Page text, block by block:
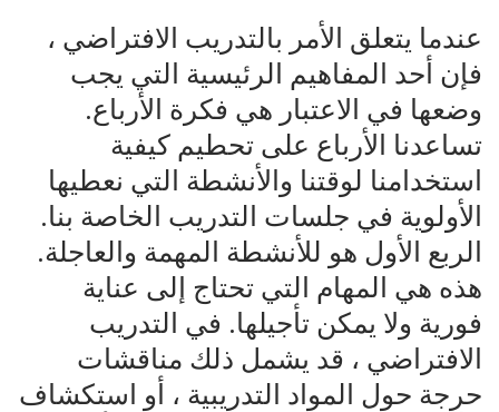
عندما يتعلق الأمر بالتدريب الافتراضي ،
فإن أحد المفاهيم الرئيسية التي يجب
وضعها في الاعتبار هي فكرة الأرباع.
تساعدنا الأرباع على تحطيم كيفية
استخدامنا لوقتنا والأنشطة التي نعطيها
الأولوية في جلسات التدريب الخاصة بنا.
الربع الأول هو للأنشطة المهمة والعاجلة.
هذه هي المهام التي تحتاج إلى عناية
فورية ولا يمكن تأجيلها. في التدريب
الافتراضي ، قد يشمل ذلك مناقشات
حرجة حول المواد التدريبية ، أو استكشاف